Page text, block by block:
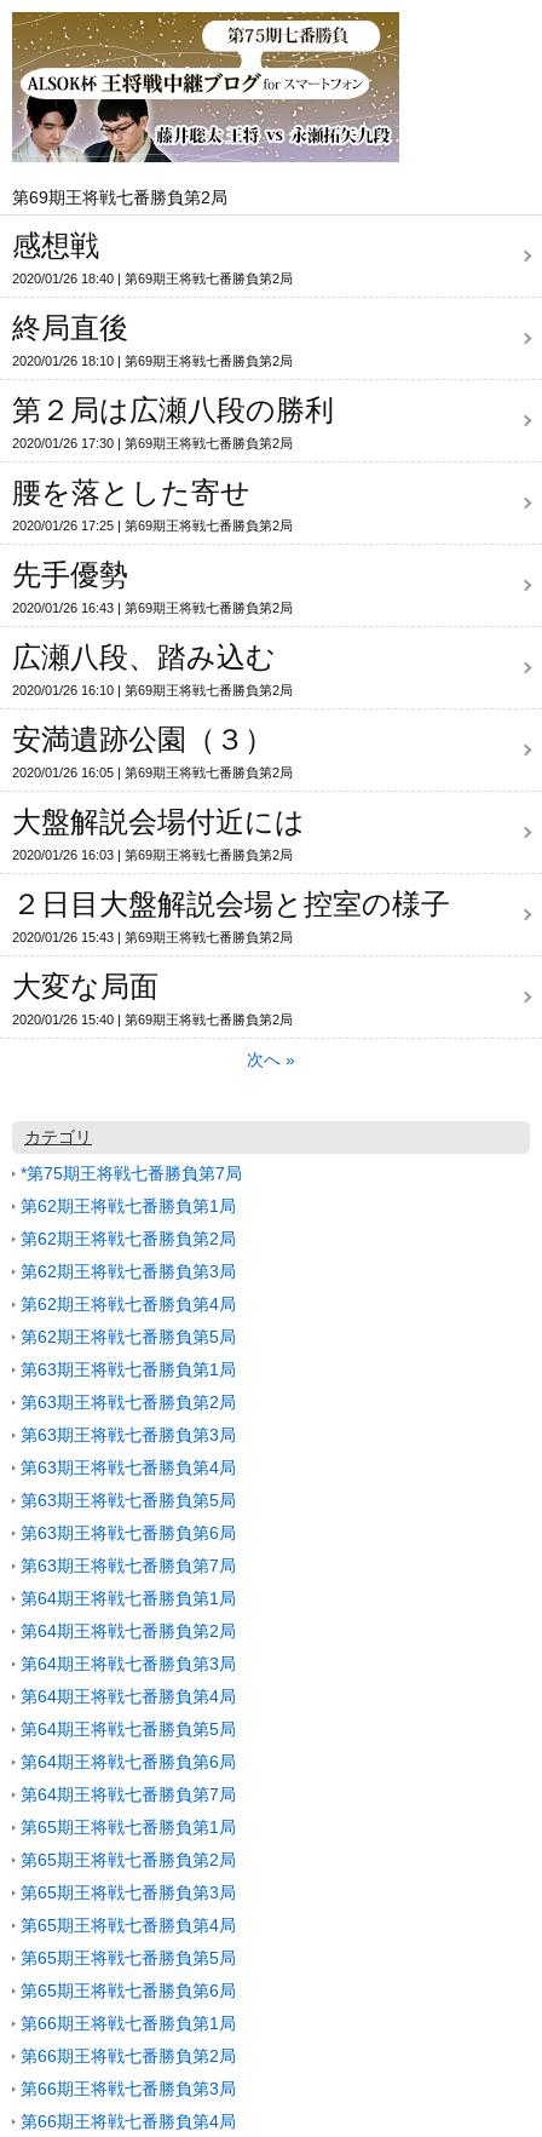
第69期王将戦七番勝負第2局
感想戦
2020/01/26 18:40 第69期王将戦七番勝負第2局
終局直後
2020/01/26 18:10 第69期王将戦七番勝負第2局
第２局は広瀬八段の勝利
2020/01/26 17:30 第69期王将戦七番勝負第2局
腰を落とした寄せ
2020/01/26 17:25 第69期王将戦七番勝負第2局
先手優勢
2020/01/26 16:43 第69期王将戦七番勝負第2局
広瀬八段、踏み込む
2020/01/26 16:10 第69期王将戦七番勝負第2局
安満遺跡公園（３）
2020/01/26 16:05 第69期王将戦七番勝負第2局
大盤解説会場付近には
2020/01/26 16:03 第69期王将戦七番勝負第2局
２日目大盤解説会場と控室の様子
2020/01/26 15:43 第69期王将戦七番勝負第2局
大変な局面
2020/01/26 15:40 第69期王将戦七番勝負第2局
次へ »
カテゴリ
*第75期王将戦七番勝負第7局
第62期王将戦七番勝負第1局
第62期王将戦七番勝負第2局
第62期王将戦七番勝負第3局
第62期王将戦七番勝負第4局
第62期王将戦七番勝負第5局
第63期王将戦七番勝負第1局
第63期王将戦七番勝負第2局
第63期王将戦七番勝負第3局
第63期王将戦七番勝負第4局
第63期王将戦七番勝負第5局
第63期王将戦七番勝負第6局
第63期王将戦七番勝負第7局
第64期王将戦七番勝負第1局
第64期王将戦七番勝負第2局
第64期王将戦七番勝負第3局
第64期王将戦七番勝負第4局
第64期王将戦七番勝負第5局
第64期王将戦七番勝負第6局
第64期王将戦七番勝負第7局
第65期王将戦七番勝負第1局
第65期王将戦七番勝負第2局
第65期王将戦七番勝負第3局
第65期王将戦七番勝負第4局
第65期王将戦七番勝負第5局
第65期王将戦七番勝負第6局
第66期王将戦七番勝負第1局
第66期王将戦七番勝負第2局
第66期王将戦七番勝負第3局
第66期王将戦七番勝負第4局